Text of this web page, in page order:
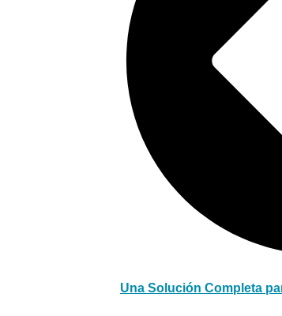
Una Solución Completa